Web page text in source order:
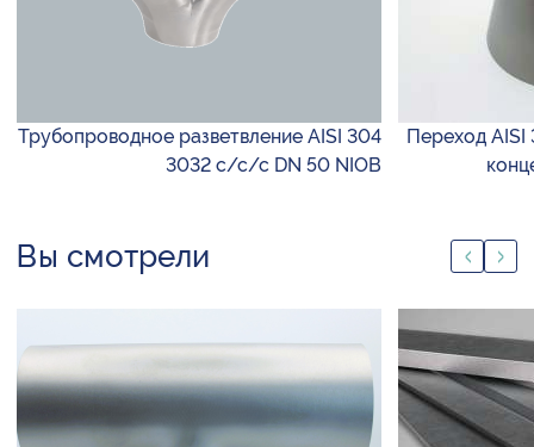
Трубопроводное разветвление AISI 304
3032 с/с/с DN 50 NIOB
Переход
Вы смотрели